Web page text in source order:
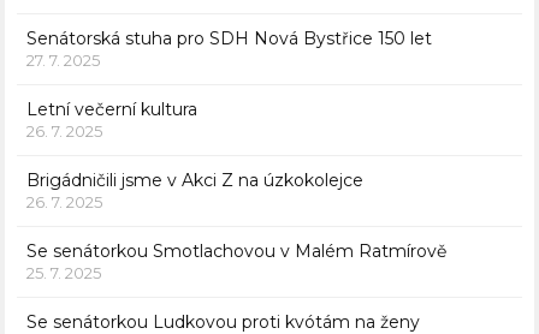
Senátorská stuha pro SDH Nová Bystřice 150 let
27. 7. 2025
Letní večerní kultura
26. 7. 2025
Brigádničili jsme v Akci Z na úzkokolejce
26. 7. 2025
Se senátorkou Smotlachovou v Malém Ratmírově
25. 7. 2025
Se senátorkou Ludkovou proti kvótám na ženy